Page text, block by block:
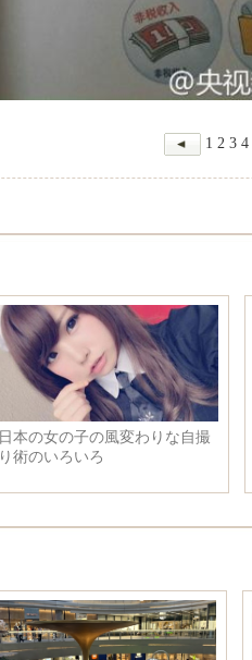
1 2 3 4
日本の女の子の風変わりな自撮
り術のいろいろ